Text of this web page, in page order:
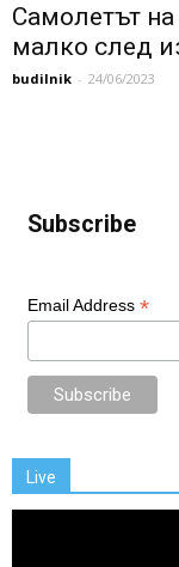
Самолетът
малко след
budilnik - 24/06/2023
Subscribe
Email Address *
Live